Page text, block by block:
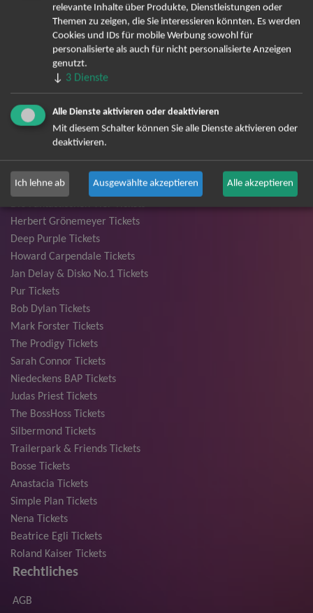
TOP-Events
André Rieu Tickets
David Garrett Tickets
Andrea Berg Tickets
Unheilig Tickets
Santiano Tickets
Bryan Adams Tickets
Andreas Gabalier Tickets
Die Fantastischen Vier Tickets
Herbert Grönemeyer Tickets
Deep Purple Tickets
Howard Carpendale Tickets
Jan Delay & Disko No.1 Tickets
Pur Tickets
Bob Dylan Tickets
Mark Forster Tickets
The Prodigy Tickets
Sarah Connor Tickets
Niedeckens BAP Tickets
Judas Priest Tickets
The BossHoss Tickets
Silbermond Tickets
Trailerpark & Friends Tickets
Bosse Tickets
Anastacia Tickets
Simple Plan Tickets
Nena Tickets
Beatrice Egli Tickets
Roland Kaiser Tickets
Rechtliches
AGB
relevante Inhalte über Produkte, Dienstleistungen oder
Themen zu zeigen, die Sie interessieren könnten. Es werden
Cookies und IDs für mobile Werbung sowohl für
personalisierte als auch für nicht personalisierte Anzeigen
genutzt.
↓ 3 Dienste
Alle Dienste aktivieren oder deaktivieren
Mit diesem Schalter können Sie alle Dienste aktivieren oder
deaktivieren.
Ich lehne ab Ausgewählte akzeptieren Alle akzeptieren